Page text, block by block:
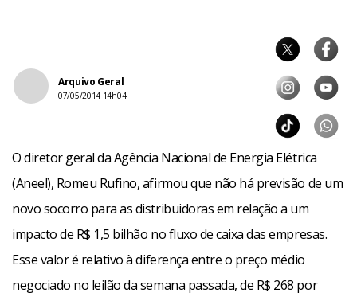
Arquivo Geral
07/05/2014 14h04
O diretor geral da Agência Nacional de Energia Elétrica
(Aneel), Romeu Rufino, afirmou que não há previsão de um
novo socorro para as distribuidoras em relação a um
impacto de R$ 1,5 bilhão no fluxo de caixa das empresas.
Esse valor é relativo à diferença entre o preço médio
negociado no leilão da semana passada, de R$ 268 por